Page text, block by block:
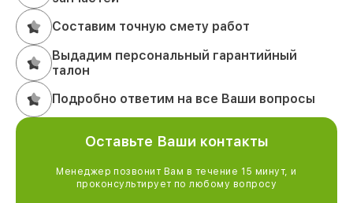
Составим точную смету работ
Выдадим персональный гарантийный
талон
Подробно ответим на все Ваши вопросы
Оставьте Ваши контакты
Менеджер позвонит Вам в течение 15 минут, и
проконсультирует по любому вопросу